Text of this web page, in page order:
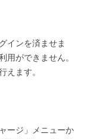
インを済ませま
用ができません。
えます。
ージ」メニューか